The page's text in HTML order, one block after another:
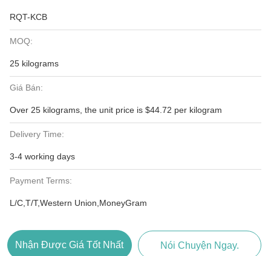
RQT-KCB
MOQ:
25 kilograms
Giá Bán:
Over 25 kilograms, the unit price is $44.72 per kilogram
Delivery Time:
3-4 working days
Payment Terms:
L/C,T/T,Western Union,MoneyGram
Nhận Được Giá Tốt Nhất Nói Chuyện Ngay.